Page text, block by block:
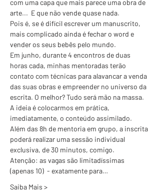
com uma capa que mais parece uma obra de
arte...  E que não vende quase nada.
Pois é, se é difícil escrever um manuscrito,
mais complicado ainda é fechar o word e
vender os seus bebês pelo mundo.
Em junho, durante 4 encontros de duas
horas cada, minhas mentoradas terão
contato com técnicas para alavancar a venda
das suas obras e empreender no universo da
escrita. O melhor? Tudo será mão na massa.
A ideia é colocarmos em prática,
imediatamente, o conteúdo assimilado.
Além das 8h de mentoria em grupo, a inscrita
poderá realizar uma sessão individual
exclusiva, de 30 minutos, comigo.
Atenção: as vagas são limitadíssimas
(apenas 10)  - exatamente para…
Saiba Mais >